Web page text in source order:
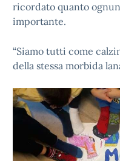
ricordato quanto
importante.
“Siamo tutti come
della stessa morbida